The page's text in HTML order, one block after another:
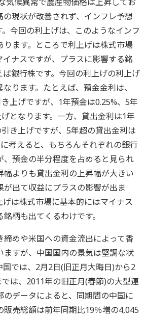
の現状が改善されず、インフレ予想
今回の利上げは、このようなインフ
ります。ところで利上げは株式市場
イナスですが、プラスに影響する銘
銀行株です。今回の利上げの利上げ
ります。たとえば、預金金利は、
上げですが、1年預金は0.25%、5年
となります。一方、貸出金利は1年
き上げですが、5年超の貸出金利は
考えると、もちろんそれぞれの銀行
、預金の半分程度を占めると見られ
幅よりも貸出金利の上昇幅が大きい
が出て収益にプラスの影響が出ま
げは株式市場に基本的にはマイナス
柄も出てくるわけです。
締めや米国への資金流出によって香
ますが、中国国内の景気は堅調な状
では、2月2日(旧正月大晦日)から2
は、2011年の旧正月(春節)の大型連
データによると、同期間の中国に
販売総額は前年同期比19％増の4,045